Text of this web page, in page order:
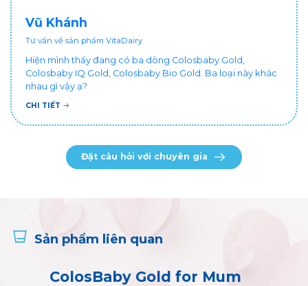
Vũ Khánh
Tư vấn về sản phẩm VitaDairy
Hiện mình thấy đang có ba dòng Colosbaby Gold,
Colosbaby IQ Gold, Colosbaby Bio Gold. Ba loại này khác
nhau gì vậy ạ?
CHI TIẾT
Đặt câu hỏi với chuyên gia
Sản phẩm liên quan
ColosBaby Gold for Mum